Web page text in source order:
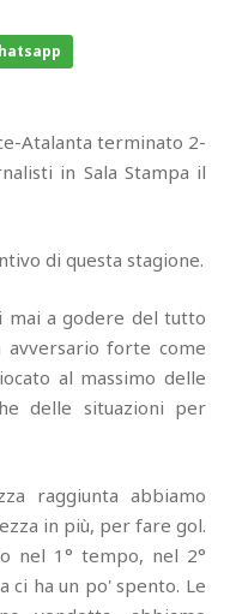
Atalanta terminato 2-
in Sala Stampa il
di questa stagione.
mai a godere del tutto
forte come
al massimo delle
delle situazioni per
raggiunta abbiamo
in più, per fare gol.
nel 1° tempo, nel 2°
ci ha un po' spento. Le